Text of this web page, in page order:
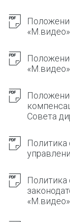
«М.видео»
«М.видео»
Совета
Политика
«М.видео»